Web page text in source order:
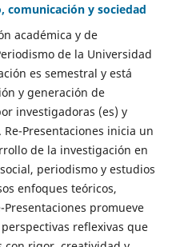
comunicación y sociedad
académica y de
de la Universidad
es semestral y está
y generación de
investigadoras (es) y
Presentaciones inicia un
de la investigación en
periodismo y estudios
enfoques teóricos,
promueve
reflexivas que